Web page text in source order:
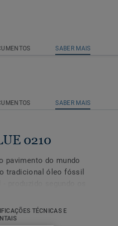
SABER MAIS
SABER MAIS
0210
pavimento do mundo
tradicional óleo fóssil
TÉCNICAS E